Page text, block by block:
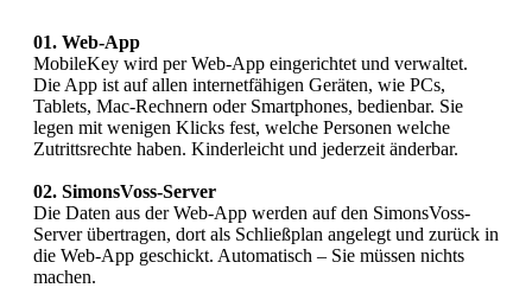
01. Web-App
MobileKey wird per Web-App eingerichtet und verwaltet.
Die App ist auf allen internetfähigen Geräten, wie PCs,
Tablets, Mac-Rechnern oder Smartphones, bedienbar. Sie
legen mit wenigen Klicks fest, welche Personen welche
Zutrittsrechte haben. Kinderleicht und jederzeit änderbar.
02. SimonsVoss-Server
Die Daten aus der Web-App werden auf den SimonsVoss-
Server übertragen, dort als Schließplan angelegt und zurück in
die Web-App geschickt. Automatisch – Sie müssen nichts
machen.